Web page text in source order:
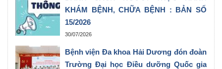
KHÁM BỆNH, CHỮA BỆNH : BẢN SỐ
15/2026
30/07/2026
Bệnh viện Đa khoa Hải Dương đón đoàn
Trường Đại học Điều dưỡng Quốc gia